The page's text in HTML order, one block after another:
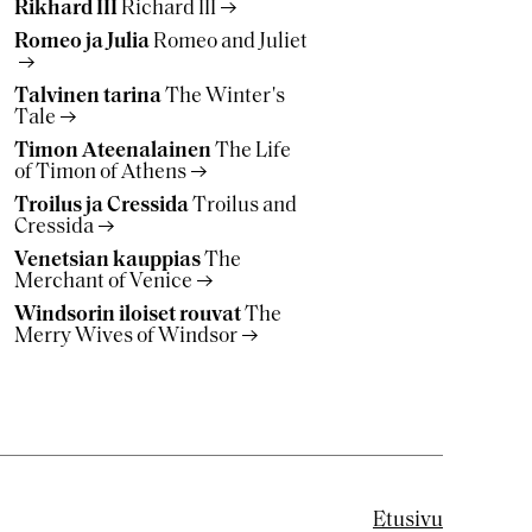
Rikhard III Richard III
Romeo ja Julia Romeo and Juliet
Talvinen tarinaThe Winter's
Tale
Timon AteenalainenThe Life
of Timon of Athens
Troilus ja CressidaTroilus and
Cressida
Venetsian kauppiasThe
Merchant of Venice
Windsorin iloiset rouvatThe
Merry Wives of Windsor
Etusivu